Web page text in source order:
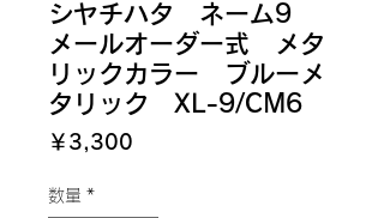
シヤチハタ ネーム9
メールオーダー式 メタ
リックカラー ブルーメ
タリック XL-9/CM6
￥3,300
数量 *